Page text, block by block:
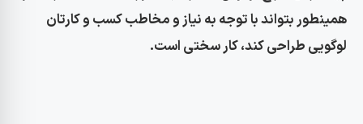
همینطور بتواند با توجه به نیاز و مخاطب کسب و کارتان
لوگویی طراحی کند، کار سختی است.